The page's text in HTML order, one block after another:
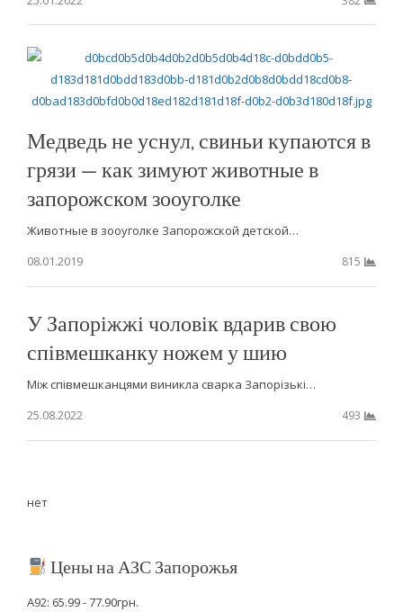
Медведь не уснул, свиньи купаются в
грязи — как зимуют животные в
запорожском зооуголке
Животные в зооуголке Запорожской детской…
08.01.2019
815
У Запоріжжі чоловік вдарив свою
співмешканку ножем у шию
Між співмешканцями виникла сварка Запорізькі…
25.08.2022
493
нет
Цены на АЗС Запорожья
А92: 65.99 - 77.90грн.